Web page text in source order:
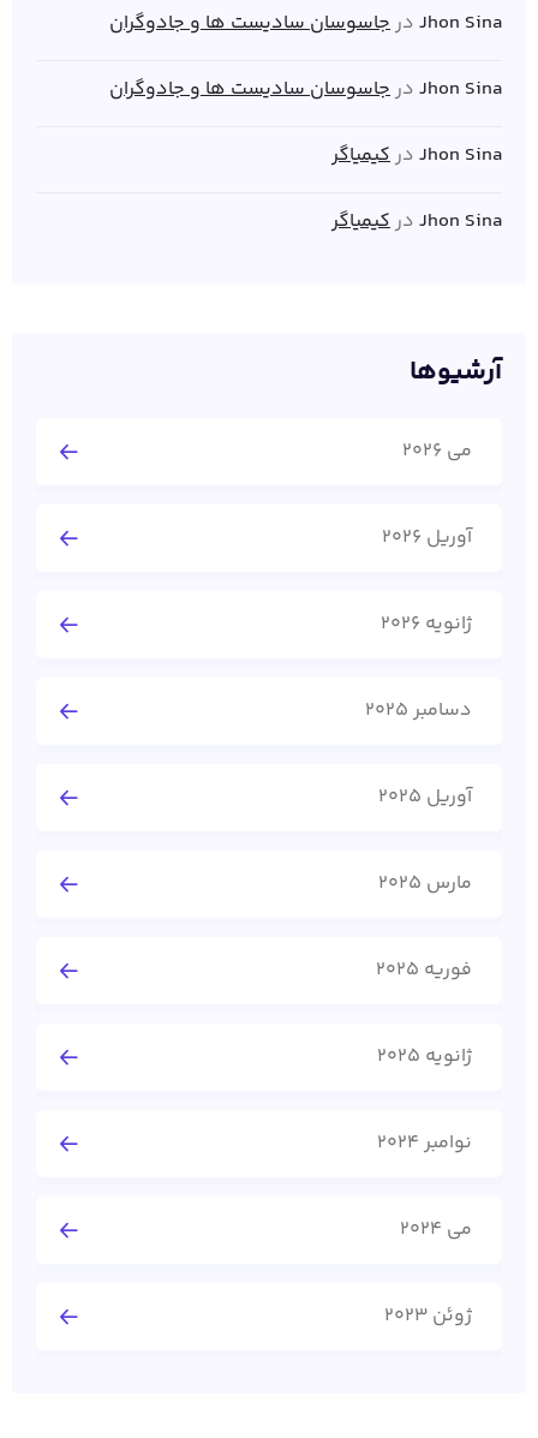
Jhon Sina درجاسوسان سادیست ها و جادوگران
Jhon Sina درجاسوسان سادیست ها و جادوگران
Jhon Sina درکیمیاگر
Jhon Sina درکیمیاگر
آرشیوها
می 2026
آوریل 2026
ژانویه 2026
دسامبر 2025
آوریل 2025
مارس 2025
فوریه 2025
ژانویه 2025
نوامبر 2024
می 2024
ژوئن 2023